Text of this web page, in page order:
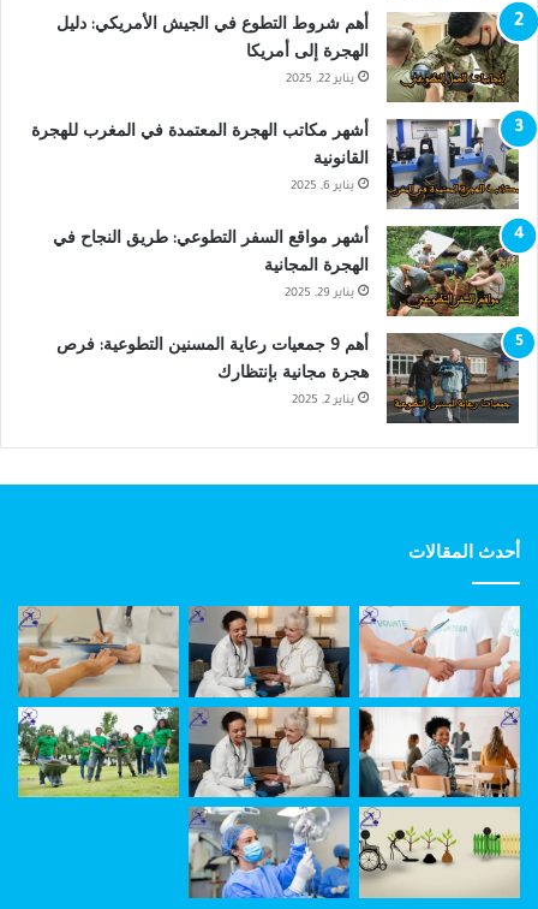
أهم شروط التطوع في الجيش الأمريكي: دليل
الهجرة إلى أمريكا
يناير 22, 2025
أشهر مكاتب الهجرة المعتمدة في المغرب للهجرة
القانونية
يناير 6, 2025
أشهر مواقع السفر التطوعي: طريق النجاح في
الهجرة المجانية
يناير 29, 2025
أهم 9 جمعيات رعاية المسنين التطوعية: فرص
هجرة مجانية بإنتظارك
يناير 2, 2025
أحدث المقالات